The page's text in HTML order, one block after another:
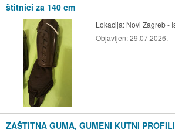
štitnici za 140 cm
Lokacija: Novi Zagreb -
Objavljen:29.07.2026.
ZAŠTITNA GUMA, GUMENI KUTNI